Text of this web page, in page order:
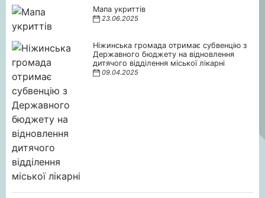
Мапа укриттів
23.06.2025
Ніжинська громада отримає субвенцію з
Державного бюджету на відновлення
дитячого відділення міської лікарні
09.04.2025